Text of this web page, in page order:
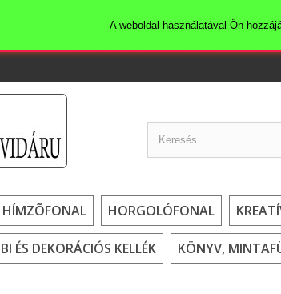
HÍMZÕFONAL HORGOLÓFONAL
ÉS DEKORÁCIÓS KELLÉK KÖNYV,
A weboldal használatával Ön